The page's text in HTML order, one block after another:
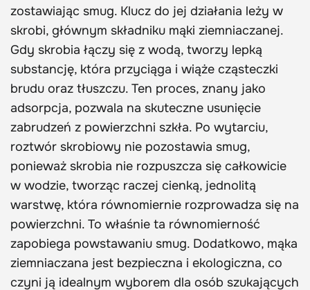
zostawiając smug. Klucz do jej działania leży w
skrobi, głównym składniku mąki ziemniaczanej.
Gdy skrobia łączy się z wodą, tworzy lepką
substancję, która przyciąga i wiąże cząsteczki
brudu oraz tłuszczu. Ten proces, znany jako
adsorpcja, pozwala na skuteczne usunięcie
zabrudzeń z powierzchni szkła. Po wytarciu,
roztwór skrobiowy nie pozostawia smug,
ponieważ skrobia nie rozpuszcza się całkowicie
w wodzie, tworząc raczej cienką, jednolitą
warstwę, która równomiernie rozprowadza się na
powierzchni. To właśnie ta równomierność
zapobiega powstawaniu smug. Dodatkowo, mąka
ziemniaczana jest bezpieczna i ekologiczna, co
czyni ją idealnym wyborem dla osób szukających